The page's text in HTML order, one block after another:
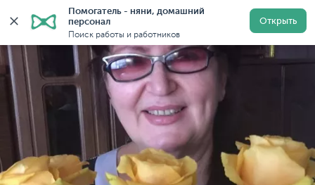
Помогатель - няни, домашний
персонал
Поиск работы и работников
Открыть
Главная Няни Няни в Московской области Няни